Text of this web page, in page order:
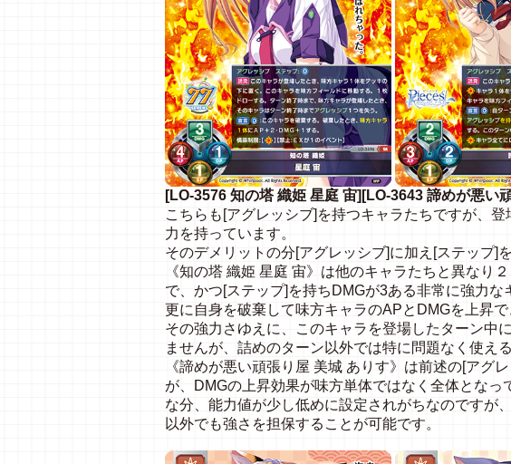
[LO-3576 知の塔 織姫 星庭 宙][LO-3643 諦めが悪い
こちらも[アグレッシブ]を持つキャラたちですが、
力を持っています。
そのデメリットの分[アグレッシブ]に加え[ステップ]
《知の塔 織姫 星庭 宙》は他のキャラたちと異なり
で、かつ[ステップ]を持ちDMGが3ある非常に強力な
更に自身を破棄して味方キャラのAPとDMGを上昇で
その強力さゆえに、このキャラを登場したターン中
ませんが、詰めのターン以外では特に問題なく使える
《諦めが悪い頑張り屋 美城 ありす》は前述の[アグ
が、DMGの上昇効果が味方単体ではなく全体とな
な分、能力値が少し低めに設定されがちなのですが
以外でも強さを担保することが可能です。